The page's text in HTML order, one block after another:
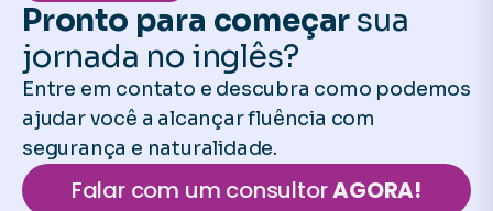
Pronto para começar sua
jornada no inglês?
Entre em contato e descubra como podemos
ajudar você a alcançar fluência com
segurança e naturalidade.
Falar com um consultorAGORA!